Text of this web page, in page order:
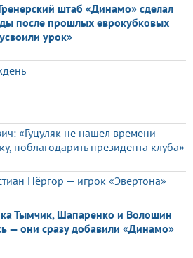
штаб «Динамо» сделал
после прошлых еврокубковых
урок»
«Гуцуляк не нашел времени
поблагодарить президента клуба»
Нёргор — игрок «Эвертона»
Тымчик, Шапаренко и Волошин
— они сразу добавили «Динамо»